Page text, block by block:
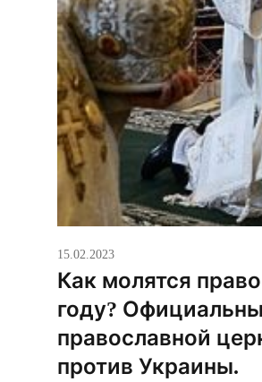
15.02.2023
Как молятся
году?
православной
против Украины.